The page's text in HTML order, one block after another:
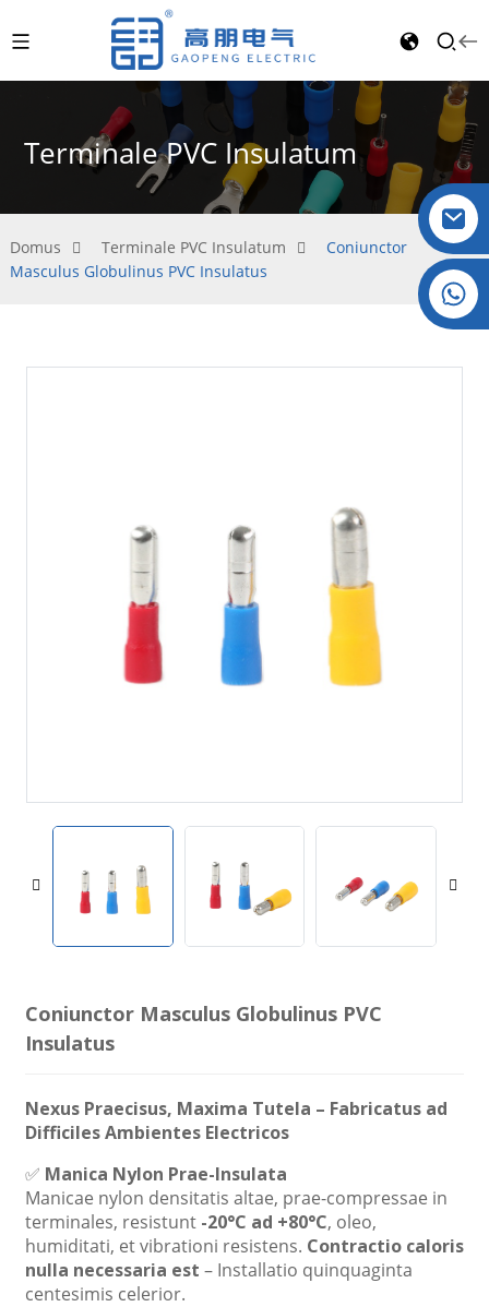
Terminale PVC Insulatum
Domus Terminale PVC Insulatum
Coniunctor
Masculus Globulinus PVC Insulatus
Coniunctor Masculus Globulinus PVC
Insulatus
Nexus Praecisus, Maxima Tutela – Fabricatus ad
Difficiles Ambientes Electricos
✅ Manica Nylon Prae-Insulata
Manicae nylon densitatis altae, prae-compressae in
terminales, resistunt -20°C ad +80°C, oleo,
humiditati, et vibrationi resistens. Contractio caloris
nulla necessaria est – Installatio quinquaginta
centesimis celerior.